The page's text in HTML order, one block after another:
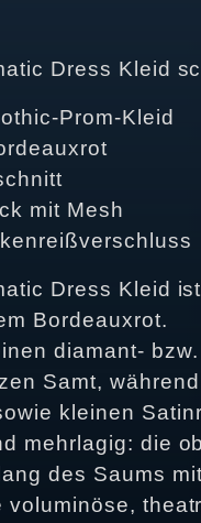
Dress Kleid
mit Mesh
Dress Kleid
Bordeauxrot.
diamant‑
Samt,
kleinen
mehrlagig: die
des Saums
voluminöse,